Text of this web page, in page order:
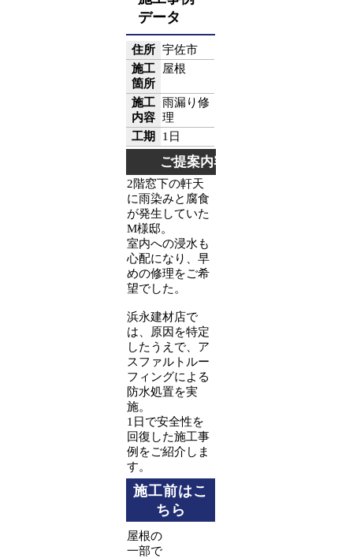
データ
住所 宇佐市
施工
箇所
屋根
施工
内容
雨漏り修
理
工期
1日
ご提案内容
2階窓下の軒天
に雨染みと腐食
が発生していた
M様邸。
室内への浸水も
心配になり、早
めの修理をご希
望でした。
浜永建材店で
は、原因を特定
したうえで、ア
スファルトルー
フィングによる
防水処置を実
施。
1日で安全性を
回復した施工事
例をご紹介しま
す。
施工前はこ
ちら
屋根の
一部で